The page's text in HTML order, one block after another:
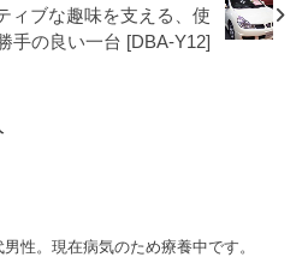
ィブな趣味を支える、使
手の良い一台 [DBA-Y12]
性。現在病気のため療養中です。